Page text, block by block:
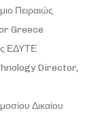
Πειραιώς
Greece
ΕΔΥΤΕ
Director,
Δικαίου